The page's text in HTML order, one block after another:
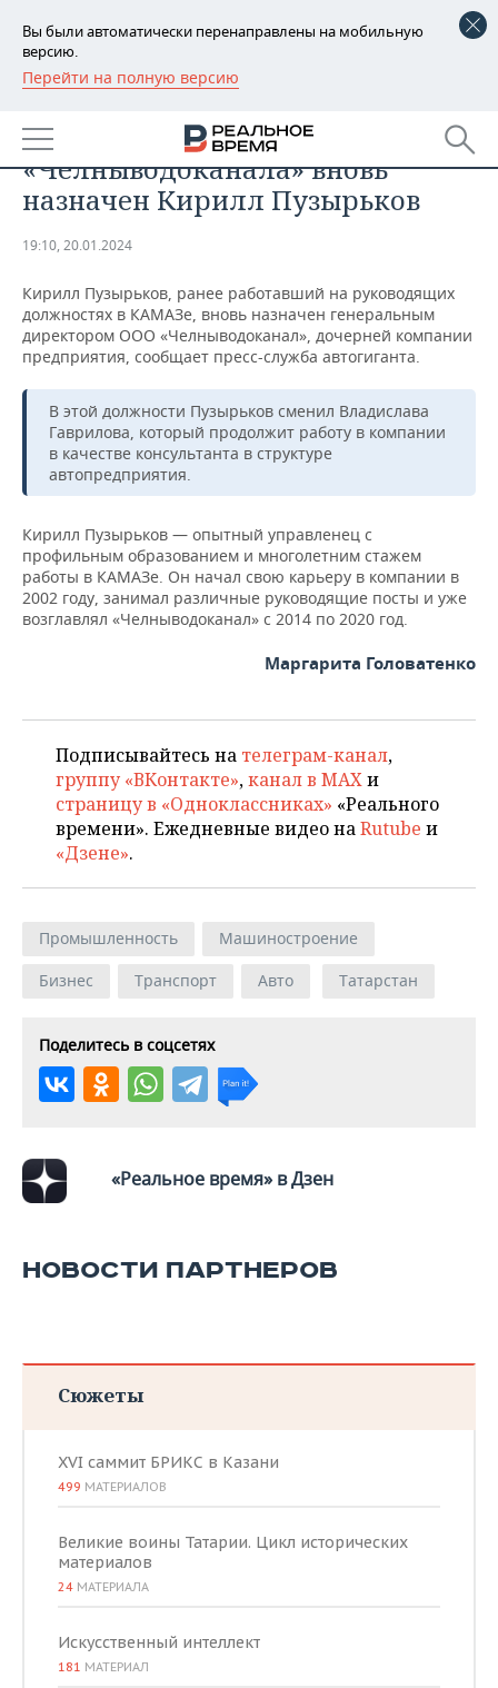
Вы были автоматически перенаправлены на мобильную
версию.
Перейти на полную версию
РЕГИОНЫ
БАШКОРТОСТАН
ТАТАРСТАН
НОВОСТИ
АНАЛИТИКА
ДЕКЛАРАЦИИ О ДОХОДАХ
КОРОЛИ ГОСЗАКАЗА ПФО
ВУЗЫ ТАТАРСТАНА
КОМУ ПРИНАДЛЕЖАТ
ТОРГОВЫЕ ЦЕНТРЫ
ТАТАРСТАНА
НОВОСТИ ЭКОНОМИКИ
ФИНАНСЫ
БАНКИ
БЮДЖЕТ
ИНВЕСТИЦИИ
ПРОМЫШЛЕННОСТЬ
НОВОСТИ
ПРОМЫШЛЕННОСТИ
АГРОПРОМ
МАШИНОСТРОЕНИЕ
НЕФТЬ
ОПК
НЕДВИЖИМОСТЬ
НОВОСТИ НЕДВИЖИМОСТИ
АВТО
НОВОСТИ АВТО
БИЗНЕС
НОВОСТИ БИЗНЕСА
РОЗНИЧНАЯ ТОРГОВЛЯ
ТРАНСПОРТ
ТЕХНОЛОГИИ
НОВОСТИ ТЕХНОЛОГИЙ
IT
МЕРОПРИЯТИЯ
НОВОСТИ МЕРОПРИЯТИЙ
ONLINE-КОНФЕРЕНЦИИ
ОТКРЫТАЯ ЛЕКЦИЯ
СПОРТ
ХОККЕЙ
БАСКЕТБОЛ
ВОЛЕЙБОЛ
ФИГУРНОЕ КАТАНИЕ
ХОККЕЙ С МЯЧОМ
ВЛАСТЬ
ИНФРАСТРУКТУРА
ИСТОРИЯ
МЕДИЦИНА
ПРОИСШЕСТВИЯ
СЮЖЕТЫ
СПРАВОЧНИК
СПИСОК ПЕРСОН
ПОЛНАЯ ВЕРСИЯ
Гендиректором
«Челныводоканала» вновь
назначен Кирилл Пузырьков
19:10, 20.01.2024
Кирилл Пузырьков, ранее работавший на руководящих
должностях в КАМАЗе, вновь назначен генеральным
директором ООО «Челныводоканал», дочерней компании
предприятия, сообщает пресс-служба автогиганта.
В этой должности Пузырьков сменил Владислава
Гаврилова, который продолжит работу в компании
в качестве консультанта в структуре
автопредприятия.
Кирилл Пузырьков — опытный управленец с
профильным образованием и многолетним стажем
работы в КАМАЗе. Он начал свою карьеру в компании в
2002 году, занимал различные руководящие посты и уже
возглавлял «Челныводоканал» с 2014 по 2020 год.
Маргарита Головатенко
Подписывайтесь на телеграм-канал,
группу «ВКонтакте»,канал в MAXи
страницу в «Одноклассниках» «Реального
времени». Ежедневные видео наRutube и
«Дзене».
Промышленность
Машиностроение
Бизнес
Транспорт Авто Татарстан
Поделитесь в соцсетях
«Реальное время» в Дзен
НОВОСТИ ПАРТНЕРОВ
Сюжеты
XVI саммит БРИКС в Казани
499 МАТЕРИАЛОВ
Великие воины Татарии. Цикл исторических
материалов
24 МАТЕРИАЛА
Искусственный интеллект
181 МАТЕРИАЛ